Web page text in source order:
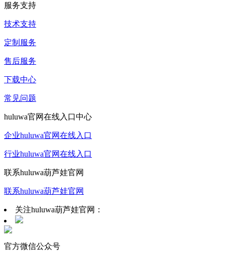
服务支持
技术支持
定制服务
售后服务
下载中心
常见问题
huluwa官网在线入口中心
企业huluwa官网在线入口
行业huluwa官网在线入口
联系huluwa葫芦娃官网
联系huluwa葫芦娃官网
关注huluwa葫芦娃官网：
官方微信公众号